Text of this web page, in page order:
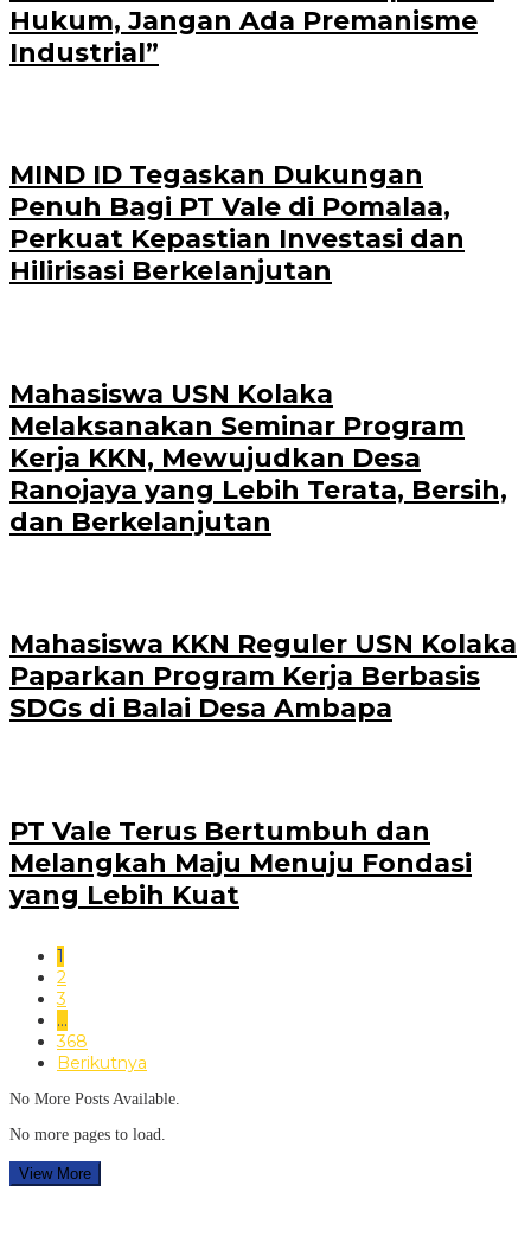
Hukum, Jangan Ada Premanisme
Industrial”
MIND ID Tegaskan Dukungan
Penuh Bagi PT Vale di Pomalaa,
Perkuat Kepastian Investasi dan
Hilirisasi Berkelanjutan
Mahasiswa USN Kolaka
Melaksanakan Seminar Program
Kerja KKN, Mewujudkan Desa
Ranojaya yang Lebih Terata, Bersih,
dan Berkelanjutan
Mahasiswa KKN Reguler USN Kolaka
Paparkan Program Kerja Berbasis
SDGs di Balai Desa Ambapa
PT Vale Terus Bertumbuh dan
Melangkah Maju Menuju Fondasi
yang Lebih Kuat
1
2
3
…
368
Berikutnya
No More Posts Available.
No more pages to load.
View More